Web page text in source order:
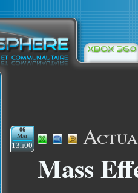
06
Mai
13h00
Mass